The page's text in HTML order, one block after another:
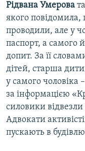
Рідвана Умерова та
якого
проводили, але у
паспорт, а самого
допит. За її
дітей, старша
у самого чоловіка
за інформацією
силовики
Адвокати
пускають в